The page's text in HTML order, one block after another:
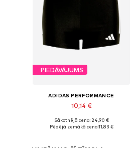
PIEDĀVĀJUMS
ADIDAS PERFORMANCE
10,14 €
Sākotnējā cena: 24,90 €
Pēdējā zemākā cena:11,83 €